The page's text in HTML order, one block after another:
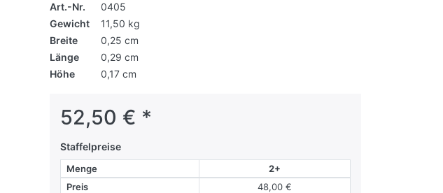
Art.-Nr.
0405
Gewicht
11,50 kg
Breite
0,25 cm
Länge
0,29 cm
Höhe
0,17 cm
52,50 € *
Staffelpreise
Menge
2+
Preis
48,00 €